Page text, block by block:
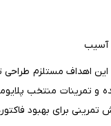
آسیب
برای بهبود